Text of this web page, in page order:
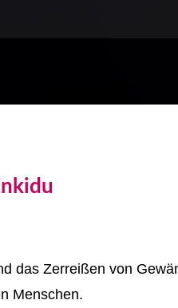
das Zerreißen von
Menschen.